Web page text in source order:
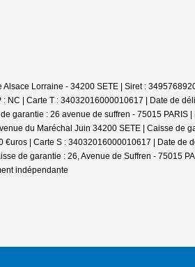
Lorraine - 34200 SETE | Siret :
NC | Carte T : 34032016000010617 | Date de
garantie : 26 avenue de suffren - 75015 PARIS
du Maréchal Juin 34200 SETE | Caisse de
| Carte S : 34032016000010617 | Date de
de garantie : 26, Avenue de Suffren - 75015
indépendante